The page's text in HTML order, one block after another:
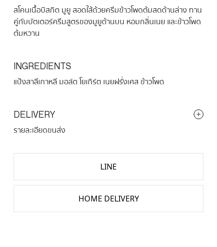
สโคนเนื้อบิสกิต มูยู สอดใส้ด้วยครีมข้าวโพดต้มสดด้านล่าง ทาน
คู่กับบัตเตอร์ครีมสูตรของมูยูด้านบน หอมกลิ่นเนย และข้าวโพด
ต้มหวาน
INGREDIENTS
แป้งสาลีเกาหลี มอล์ต โยเกิร์ต เนยฝรั่งเศส ข้าวโพด
DELIVERY
รายละเอียดขนส่ง
LINE
HOME DELIVERY